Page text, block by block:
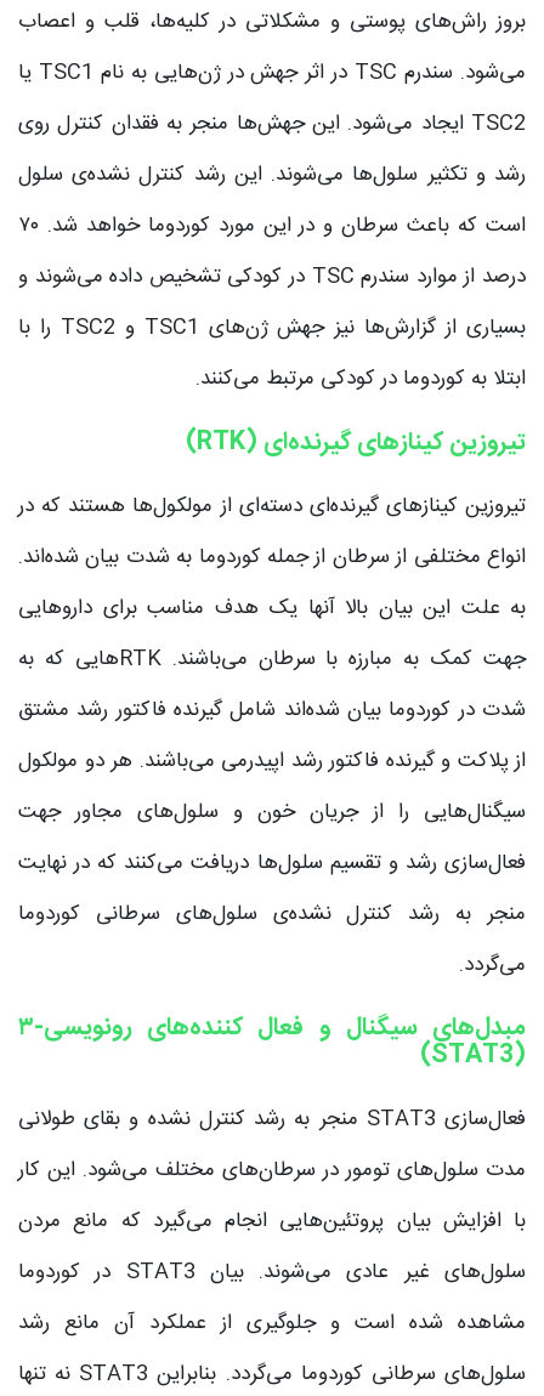
بروز راش‌های پوستی و مشکلاتی در کلیه‌ها، قلب و اعصاب
می‌شود. سندرم TSC در اثر جهش در ژن‌هایی به نام TSC1 یا
TSC2 ایجاد می‌شود. این جهش‌ها منجر به فقدان کنترل روی
رشد و تکثیر سلول‌ها می‌شوند. این رشد کنترل نشده‌ی سلول
است که باعث سرطان و در این مورد کوردوما خواهد شد. ۷۰
درصد از موارد سندرم TSC در کودکی تشخیص داده می‌شوند و
بسیاری از گزارش‌ها نیز جهش ژن‌های TSC1 و TSC2 را با
ابتلا به کوردوما در کودکی مرتبط می‌کنند.
تیروزین کینازهای گیرنده‌ای (RTK)
تیروزین کینازهای گیرنده‌ای دسته‌ای از مولکول‌ها هستند که در
انواع مختلفی از سرطان از جمله کوردوما به شدت بیان شده‌اند.
به علت این بیان بالا آنها یک هدف مناسب برای داروهایی
جهت کمک به مبارزه با سرطان می‌باشند. RTKهایی که به
شدت در کوردوما بیان شده‌اند شامل گیرنده فاکتور رشد مشتق
از پلاکت و گیرنده فاکتور رشد اپیدرمی می‌باشند. هر دو مولکول
سیگنال‌هایی را از جریان خون و سلول‌های مجاور جهت
فعال‌سازی رشد و تقسیم سلول‌ها دریافت می‌کنند که در نهایت
منجر به رشد کنترل نشده‌ی سلول‌های سرطانی کوردوما
می‌گردد.
مبدل‌های سیگنال و فعال کننده‌های رونویسی-۳
(STAT3)
فعال‌سازی STAT3 منجر به رشد کنترل نشده و بقای طولانی
مدت سلول‌های تومور در سرطان‌های مختلف می‌شود. این کار
با افزایش بیان پروتئین‌هایی انجام می‌گیرد که مانع مردن
سلول‌های غیر عادی می‌شوند. بیان STAT3 در کوردوما
مشاهده شده است و جلوگیری از عملکرد آن مانع رشد
سلول‌های سرطانی کوردوما می‌گردد. بنابراین STAT3 نه تنها